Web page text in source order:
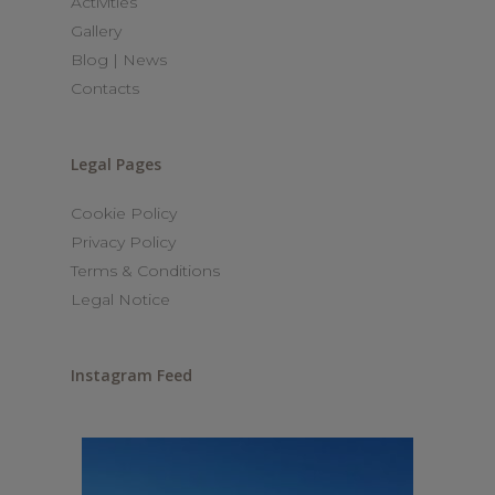
Gallery
Blog | News
Contacts
Legal Pages
Cookie Policy
Privacy Policy
Terms & Conditions
Legal Notice
Instagram Feed